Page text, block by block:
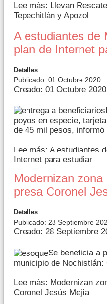
Lee más: Llevan
Tepechitlán y Apozol
A estudiantes de
plan de Internet
Detalles
Publicado: 01 Octubre 2020
Creado: 01 Octubre 2020
poyos en especie,
de 45 mil pesos, informó
Lee más: A estudiantes
Internet para estudiar
Modernizan
presa Coronel
Detalles
Publicado: 28 Septiembre
Creado: 28 Septiembre
Se beneficia a
municipio de Nochistlán:
Lee más: Modernizan
Coronel Jesús Mejía